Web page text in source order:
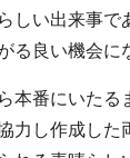
しい出来事
良い機会に
本番にいた
力し作成し